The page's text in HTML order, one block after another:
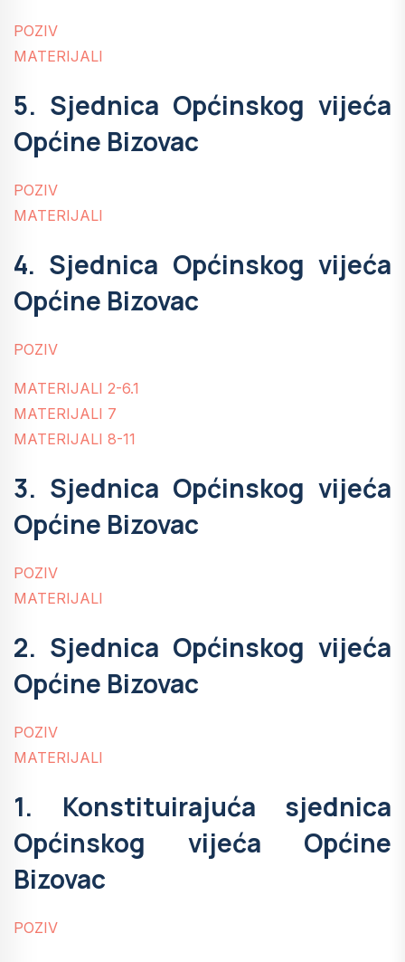
POZIV
MATERIJALI
5. Sjednica Općinskog vijeća
Općine Bizovac
POZIV
MATERIJALI
4. Sjednica Općinskog vijeća
Općine Bizovac
POZIV
MATERIJALI 2-6.1
MATERIJALI 7
MATERIJALI 8-11
3. Sjednica Općinskog vijeća
Općine Bizovac
POZIV
MATERIJALI
2. Sjednica Općinskog vijeća
Općine Bizovac
POZIV
MATERIJALI
1. Konstituirajuća sjednica
Općinskog vijeća Općine
Bizovac
POZIV